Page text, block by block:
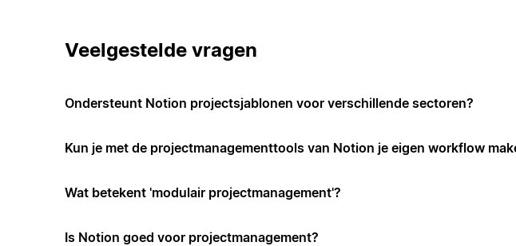
Veelgestelde vragen
Ondersteunt Notion projectsjablonen voor verschillende sectoren?
Kun je met de projectmanagementtools van Notion je eigen workflow
Wat betekent 'modulair projectmanagement'?
Is Notion goed voor projectmanagement?